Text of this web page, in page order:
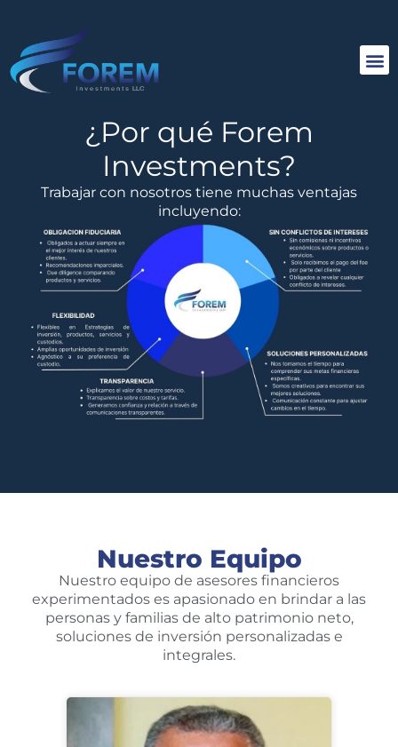
¿Por qué Forem
Investments?
Trabajar con nosotros tiene muchas ventajas
incluyendo:
Nuestro Equipo
Nuestro equipo de asesores financieros
experimentados es apasionado en brindar a las
personas y familias de alto patrimonio neto,
soluciones de inversión personalizadas e
integrales.